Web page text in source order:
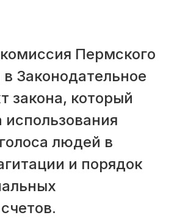
Пермского
Законодательное
закона, который
людей в
и порядок